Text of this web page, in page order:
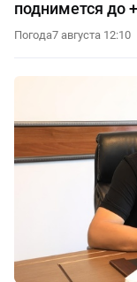
поднимется до
Погода7 августа 12:10